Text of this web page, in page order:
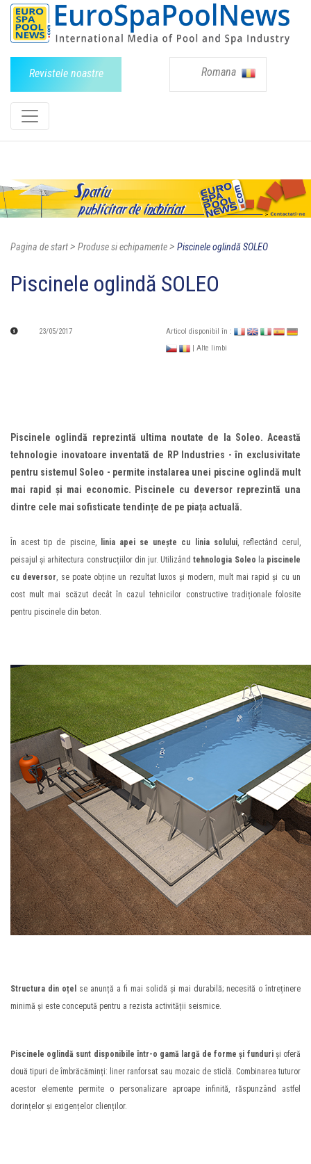
Revistele noastre Romana
Pagina de start> Produse si echipamente> Piscinele oglindă SOLEO
Piscinele oglindă SOLEO
23/05/2017
Articol disponibil în :
| Alte limbi
Piscinele oglindă reprezintă ultima noutate de la Soleo. Această
tehnologie inovatoare inventată de RP Industries - în exclusivitate
pentru sistemul Soleo - permite instalarea unei piscine oglindă mult
mai rapid și mai economic. Piscinele cu deversor reprezintă una
dintre cele mai sofisticate tendințe de pe piața actuală.
În acest tip de piscine, linia apei se unește cu linia solului, reflectând cerul,
peisajul și arhitectura construcțiilor din jur. Utilizândtehnologia Soleo la piscinele
cu deversor, se poate obține un rezultat luxos și modern, mult mai rapid și cu un
cost mult mai scăzut decât în cazul tehnicilor constructive tradiționale folosite
pentru piscinele din beton.
Structura din oțel
se anunță a fi mai solidă și mai durabilă; necesită o întreținere
minimă și este concepută pentru a rezista activității seismice.
Piscinele oglindă sunt disponibile într-o gamă largă de forme și funduri și oferă
două tipuri de îmbrăcăminți: liner ranforsat sau mozaic de sticlă. Combinarea tuturor
acestor elemente permite o personalizare aproape infinită, răspunzând astfel
dorințelor și exigențelor clienților.